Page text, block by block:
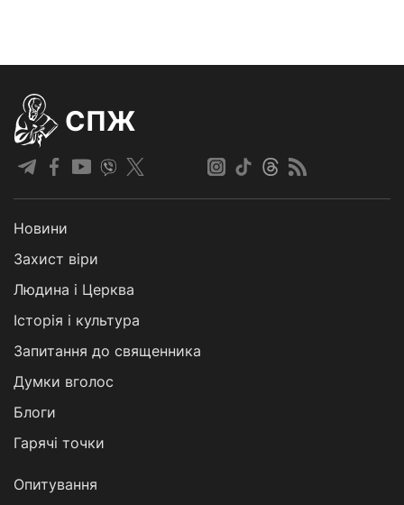
СПЖ
Новини
Захист віри
Людина і Церква
Історія і культура
Запитання до священника
Думки вголос
Блоги
Гарячі точки
Опитування